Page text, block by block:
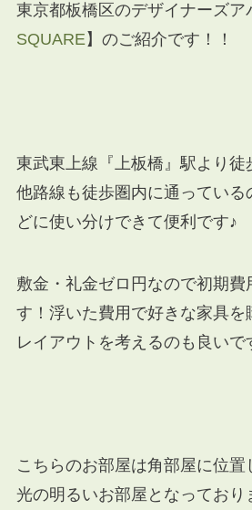
東京都板橋区のデザイナーズア
SQUARE】のご紹介です！！
東武東上線『上板橋』駅より徒
他路線も徒歩圏内に通っている
どに使い分けできて便利です♪
敷金・礼金ゼロ円なので初期費
す！浮いた費用で好きな家具を
レイアウトを考えるのも良い
こちらのお部屋は角部屋に位
光の明るいお部屋となっており